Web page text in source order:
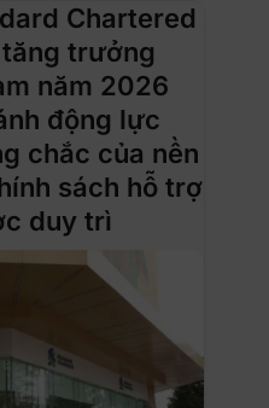
Chartered
trưởng
năm 2026
động lực
chắc của nền
sách hỗ trợ
duy trì